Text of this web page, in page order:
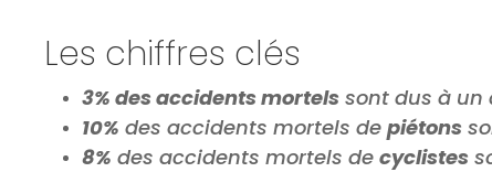
Les chiffres clés
3% des accidents mortels sont dus à un
10% des accidents mortels de piétons
8% des accidents mortels de cyclistes